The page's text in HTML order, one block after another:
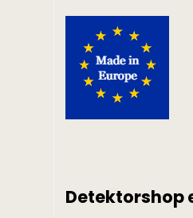
Detektorshop